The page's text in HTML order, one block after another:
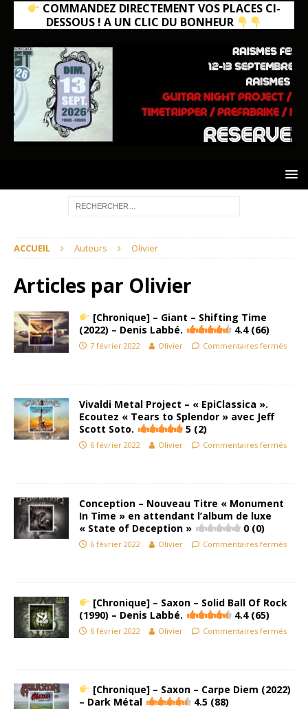
COMMANDEZ DIRECTEMENT VOS PLACES CI-
DESSOUS ! A UN CLIC DU BONHEUR
ACCUEIL Auteurs Olivier
Articles par Olivier
[Chronique] – Giant – Shifting Time
(2022) – Denis Labbé.
4.4 (66)
7 février 2022 Olivier Commentaires fermés
Vivaldi Metal Project – « EpiClassica ».
Ecoutez « Tears to Splendor » avec Jeff
Scott Soto.
5 (2)
6 février 2022 Olivier Commentaires fermés
Conception – Nouveau Titre « Monument
In Time » en attendant l’album de luxe
« State of Deception »
0 (0)
6 février 2022 Olivier Commentaires fermés
[Chronique] – Saxon – Solid Ball Of Rock
(1990) – Denis Labbé.
4.4 (65)
6 février 2022 Olivier Commentaires fermés
[Chronique] – Saxon – Carpe Diem (2022)
– Dark Métal
4.5 (88)